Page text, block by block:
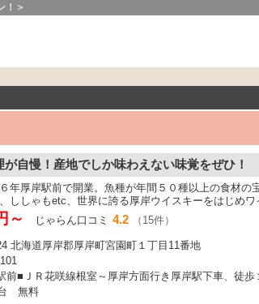
！＞
自慢！産地でしか味わえない味覚をぜひ！
年厚岸駅前で開業。魚種が年間５０種以上の食材の
ししゃもetc、世界に誇る厚岸ウイスキーをはじめワ
～ じゃらん口コミ 4.2 （15件）
北海道厚岸郡厚岸町宮園町１丁目11番地
前■ＪＲ花咲線根室～厚岸方面行き厚岸駅下車、徒歩
無料